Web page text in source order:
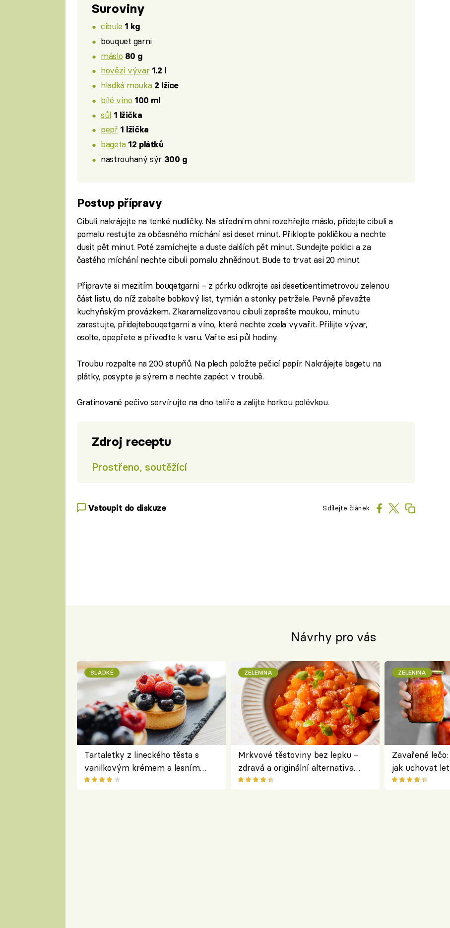
Suroviny
cibule 1 kg
bouquet garni
máslo 80 g
hovězí vývar 1.2 l
hladká mouka 2 lžíce
bílé víno 100 ml
sůl 1 lžička
pepř 1 lžička
bageta 12 plátků
nastrouhaný sýr 300 g
Postup přípravy
Cibuli nakrájejte na tenké nudličky. Na středním ohni rozehřejte máslo, přidejte cibuli a
pomalu restujte za občasného míchání asi deset minut. Přiklopte pokličkou a nechte
dusit pět minut. Poté zamíchejte a duste dalších pět minut. Sundejte poklici a za
častého míchání nechte cibuli pomalu zhnědnout. Bude to trvat asi 20 minut.
Připravte si mezitím bouqetgarni – z pórku odkrojte asi deseticentimetrovou zelenou
část listu, do níž zabalte bobkový list, tymián a stonky petržele. Pevně převažte
kuchyňským provázkem. Zkaramelizovanou cibuli zaprašte moukou, minutu
zarestujte, přidejtebouqetgarni a víno, které nechte zcela vyvařit. Přilijte vývar,
osolte, opepřete a přiveďte k varu. Vařte asi půl hodiny.
Troubu rozpalte na 200 stupňů. Na plech položte pečicí papír. Nakrájejte bagetu na
plátky, posypte je sýrem a nechte zapéct v troubě.
Gratinované pečivo servírujte na dno talíře a zalijte horkou polévkou.
Zdroj receptu
Prostřeno, soutěžící
Vstoupit do diskuze Sdílejte článek
Návrhy pro vás
SLADKÉ
Tartaletky z lineckého těsta s
vanilkovým krémem a lesním
ovocem podle Bread Society
ZELENINA
Mrkvové těstoviny bez lepku –
zdravá a originální alternativa
klasiky
ZELENINA
Zavařené
jak uchovat